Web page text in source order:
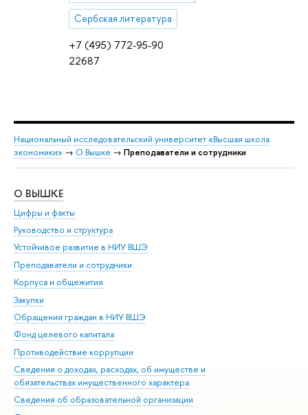
+7 (495) 772-95-90
22687
Сербская литература
Национальный исследовательский университет «Высшая школа
экономики» → О Вышке → Преподаватели и сотрудники
О ВЫШКЕ
Цифры и факты
Руководство и структура
Устойчивое развитие в НИУ ВШЭ
Преподаватели и сотрудники
Корпуса и общежития
Закупки
Обращения граждан в НИУ ВШЭ
Фонд целевого капитала
Противодействие коррупции
Сведения о доходах, расходах, об имуществе и
обязательствах имущественного характера
Сведения об образовательной организации